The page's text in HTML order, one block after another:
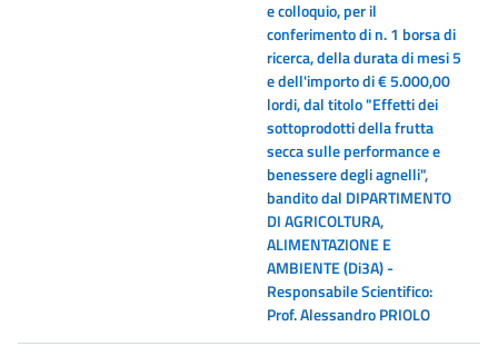
e colloquio, per il
conferimento di n. 1 borsa di
ricerca, della durata di mesi 5
e dell'importo di € 5.000,00
lordi, dal titolo "Effetti dei
sottoprodotti della frutta
secca sulle performance e
benessere degli agnelli",
bandito dal DIPARTIMENTO
DI AGRICOLTURA,
ALIMENTAZIONE E
AMBIENTE (Di3A) -
Responsabile Scientifico:
Prof. Alessandro PRIOLO